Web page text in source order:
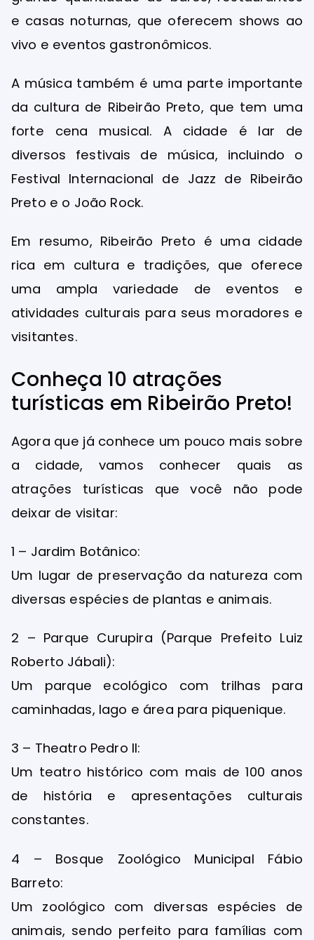
e casas noturnas, que oferecem shows ao
vivo e eventos gastronômicos.
A música também é uma parte importante
da cultura de Ribeirão Preto, que tem uma
forte cena musical. A cidade é lar de
diversos festivais de música, incluindo o
Festival Internacional de Jazz de Ribeirão
Preto e o João Rock.
Em resumo, Ribeirão Preto é uma cidade
rica em cultura e tradições, que oferece
uma ampla variedade de eventos e
atividades culturais para seus moradores e
visitantes.
Conheça 10 atrações
turísticas em Ribeirão Preto!
Agora que já conhece um pouco mais sobre
a cidade, vamos conhecer quais as
atrações turísticas que você não pode
deixar de visitar:
1 – Jardim Botânico:
Um lugar de preservação da natureza com
diversas espécies de plantas e animais.
2 – Parque Curupira (Parque Prefeito Luiz
Roberto Jábali):
Um parque ecológico com trilhas para
caminhadas, lago e área para piquenique.
3 – Theatro Pedro II:
Um teatro histórico com mais de 100 anos
de história e apresentações culturais
constantes.
4 – Bosque Zoológico Municipal Fábio
Barreto:
Um zoológico com diversas espécies de
animais, sendo perfeito para famílias com